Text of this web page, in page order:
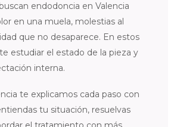
endodoncia en Valencia
en una muela, molestias al
que no desaparece. En estos
estudiar el estado de la pieza y
interna.
te explicamos cada paso con
tu situación, resuelvas